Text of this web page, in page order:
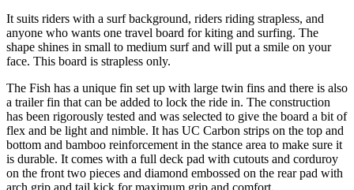
It suits riders with a surf background, riders riding strapless, and
anyone who wants one travel board for kiting and surfing. The
shape shines in small to medium surf and will put a smile on your
face. This board is strapless only.
The Fish has a unique fin set up with large twin fins and there is also
a trailer fin that can be added to lock the ride in. The construction
has been rigorously tested and was selected to give the board a bit of
flex and be light and nimble. It has UC Carbon strips on the top and
bottom and bamboo reinforcement in the stance area to make sure it
is durable. It comes with a full deck pad with cutouts and corduroy
on the front two pieces and diamond embossed on the rear pad with